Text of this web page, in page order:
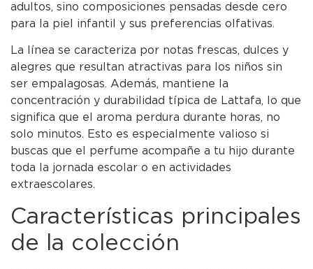
adultos, sino composiciones pensadas desde cero
para la piel infantil y sus preferencias olfativas.
La línea se caracteriza por notas frescas, dulces y
alegres que resultan atractivas para los niños sin
ser empalagosas. Además, mantiene la
concentración y durabilidad típica de Lattafa, lo que
significa que el aroma perdura durante horas, no
solo minutos. Esto es especialmente valioso si
buscas que el perfume acompañe a tu hijo durante
toda la jornada escolar o en actividades
extraescolares.
Características principales
de la colección